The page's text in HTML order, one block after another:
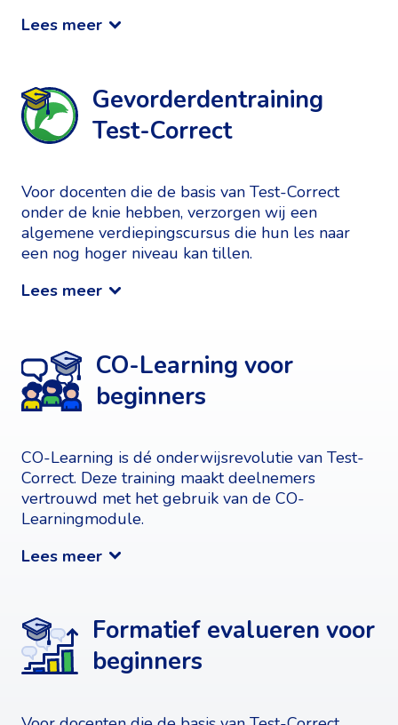
Lees meer
Gevorderdentraining
Test-Correct
Voor docenten die de basis van Test-Correct
onder de knie hebben, verzorgen wij een
algemene verdiepingscursus die hun les naar
een nog hoger niveau kan tillen.
Lees meer
CO-Learning voor
beginners
CO-Learning is dé onderwijsrevolutie van Test-
Correct. Deze training maakt deelnemers
vertrouwd met het gebruik van de CO-
Learningmodule.
Lees meer
Formatief evalueren voor
beginners